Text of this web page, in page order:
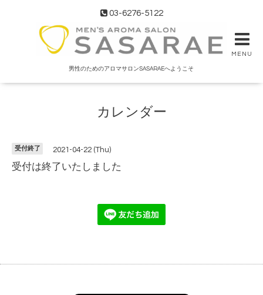
03-6276-5122
MENU
男性のためのアロマサロンSASARAEへようこそ
カレンダー
受付終了 2021-04-22 (Thu)
受付は終了いたしました